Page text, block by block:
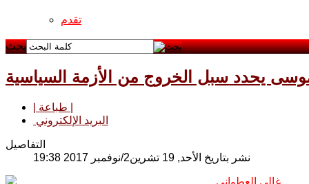
تقدم
بحث
موسى يحدد سبل الخروج من الأزمة السياسية
البريد الإلكتروني
التفاصيل
نشر بتاريخ الأحد, 19 تشرين2/نوفمبر 2017 19:38
غالي العطواني